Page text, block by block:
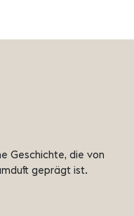
Geschichte, die von
geprägt ist.